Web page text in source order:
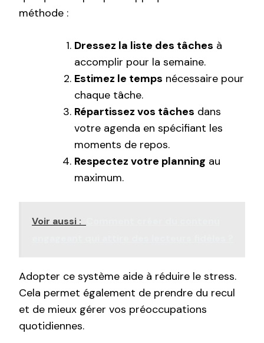
méthode :
Dressez la liste des tâches à
accomplir pour la semaine.
Estimez le temps nécessaire pour
chaque tâche.
Répartissez vos tâches dans
votre agenda en spécifiant les
moments de repos.
Respectez votre planning au
maximum.
Voir aussi :
Adopter ce système aide à réduire le stress.
Cela permet également de prendre du recul
et de mieux gérer vos préoccupations
quotidiennes.